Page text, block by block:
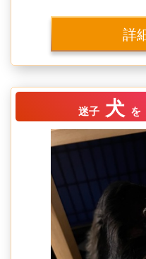
詳
迷子 犬 を